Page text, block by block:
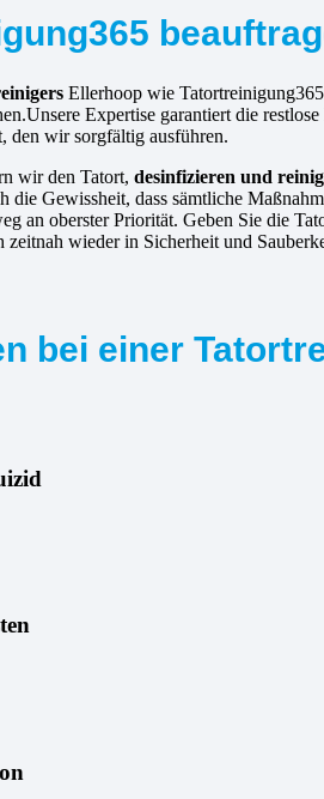
Ellerhoop wie
Expertise garantiert die
den wir sorgfältig ausführen.
wir den Tatort, desinfizieren und
die Gewissheit, dass sämtliche
an oberster Priorität. Geben Sie die
zeitnah wieder in Sicherheit und
bei einer